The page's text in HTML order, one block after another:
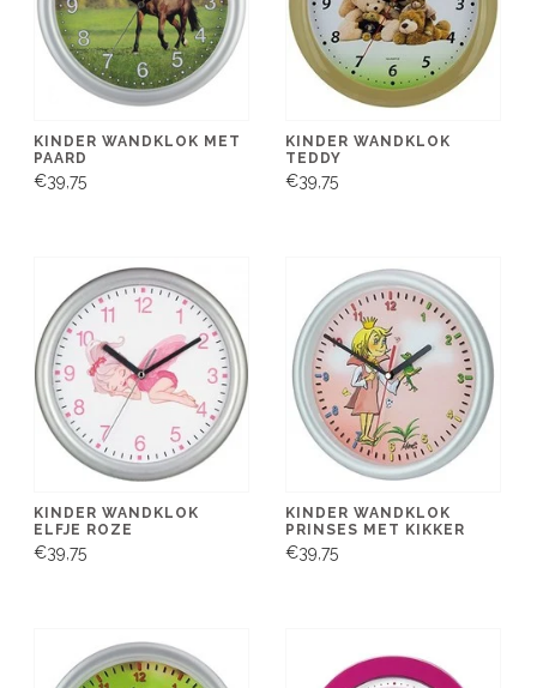
KINDER WANDKLOK MET
PAARD
€39,75
KINDER WANDKLOK
TEDDY
€39,75
KINDER WANDKLOK
ELFJE ROZE
€39,75
KINDER WANDKLOK
PRINSES MET KIKKER
€39,75